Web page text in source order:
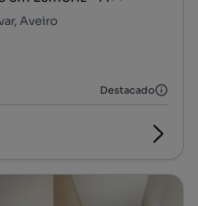
Aveiro
Destacado